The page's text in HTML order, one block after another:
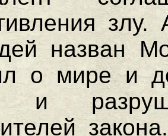
назван
о мире и
и